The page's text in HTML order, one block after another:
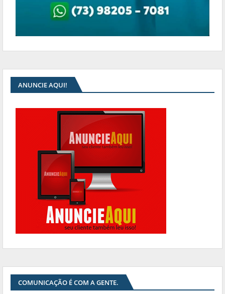
ANUNCIE AQUI!
COMUNICAÇÃO É COM A GENTE.